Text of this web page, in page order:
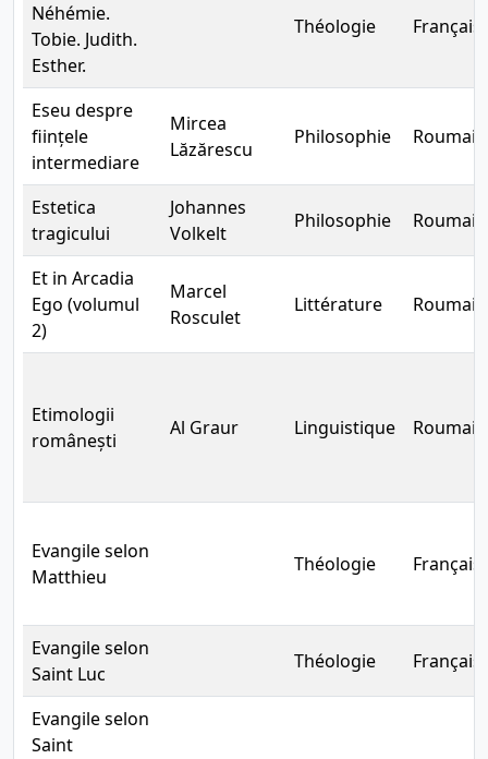
Néhémie.
Tobie. Judith.
Esther.
Théologie Français
Eseu despre
ființele
intermediare
Mircea
Lăzărescu
Philosophie Roumain
Estetica
tragicului
Johannes
Volkelt
Philosophie Roumain
Et in Arcadia
Ego (volumul
2)
Marcel
Rosculet
Littérature Roumain
Etimologii
românești
Al Graur Linguistique Roumain
Evangile selon
Matthieu
Théologie Français
Evangile selon
Saint Luc
Théologie Français
Evangile selon
Saint